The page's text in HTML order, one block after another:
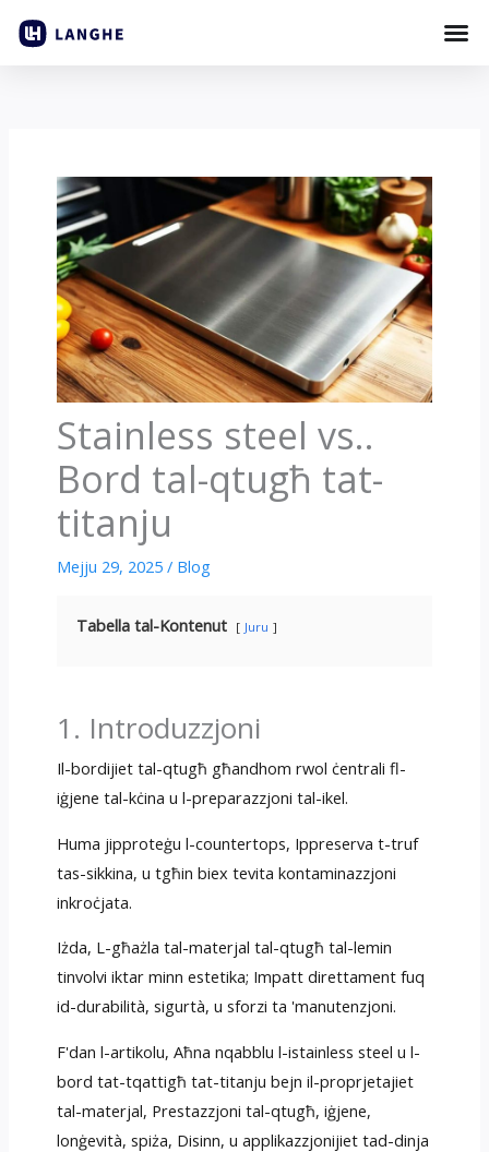
għall-
Stainless steel vs..
Bord tal-qtugħ tat-
titanju
Mejju 29, 2025 / Blog
Tabella tal-Kontenut Juru
1. Introduzzjoni
Il-bordijiet tal-qtugħ għandhom rwol ċentrali fl-
iġjene tal-kċina u l-preparazzjoni tal-ikel.
Huma jipproteġu l-countertops, Ippreserva t-truf
tas-sikkina, u tgħin biex tevita kontaminazzjoni
inkroċjata.
Iżda, L-għażla tal-materjal tal-qtugħ tal-lemin
tinvolvi iktar minn estetika; Impatt direttament fuq
id-durabilità, sigurtà, u sforzi ta 'manutenzjoni.
F'dan l-artikolu, Aħna nqabblu l-istainless steel u l-
bord tat-tqattigħ tat-titanju bejn il-proprjetajiet
tal-materjal, Prestazzjoni tal-qtugħ, iġjene,
lonġevità, spiża, Disinn, u applikazzjonijiet tad-dinja